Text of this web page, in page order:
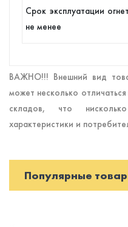
Срок эксплуатации
не менее
ВАЖНО!!! Внешний вид
может несколько
складов, что
характеристики и
Популярные